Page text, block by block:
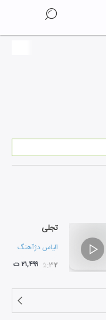
تجلی
الیاس دژآهنگ
۰۵:۳۲ ۲۱,۴۹۹ ت